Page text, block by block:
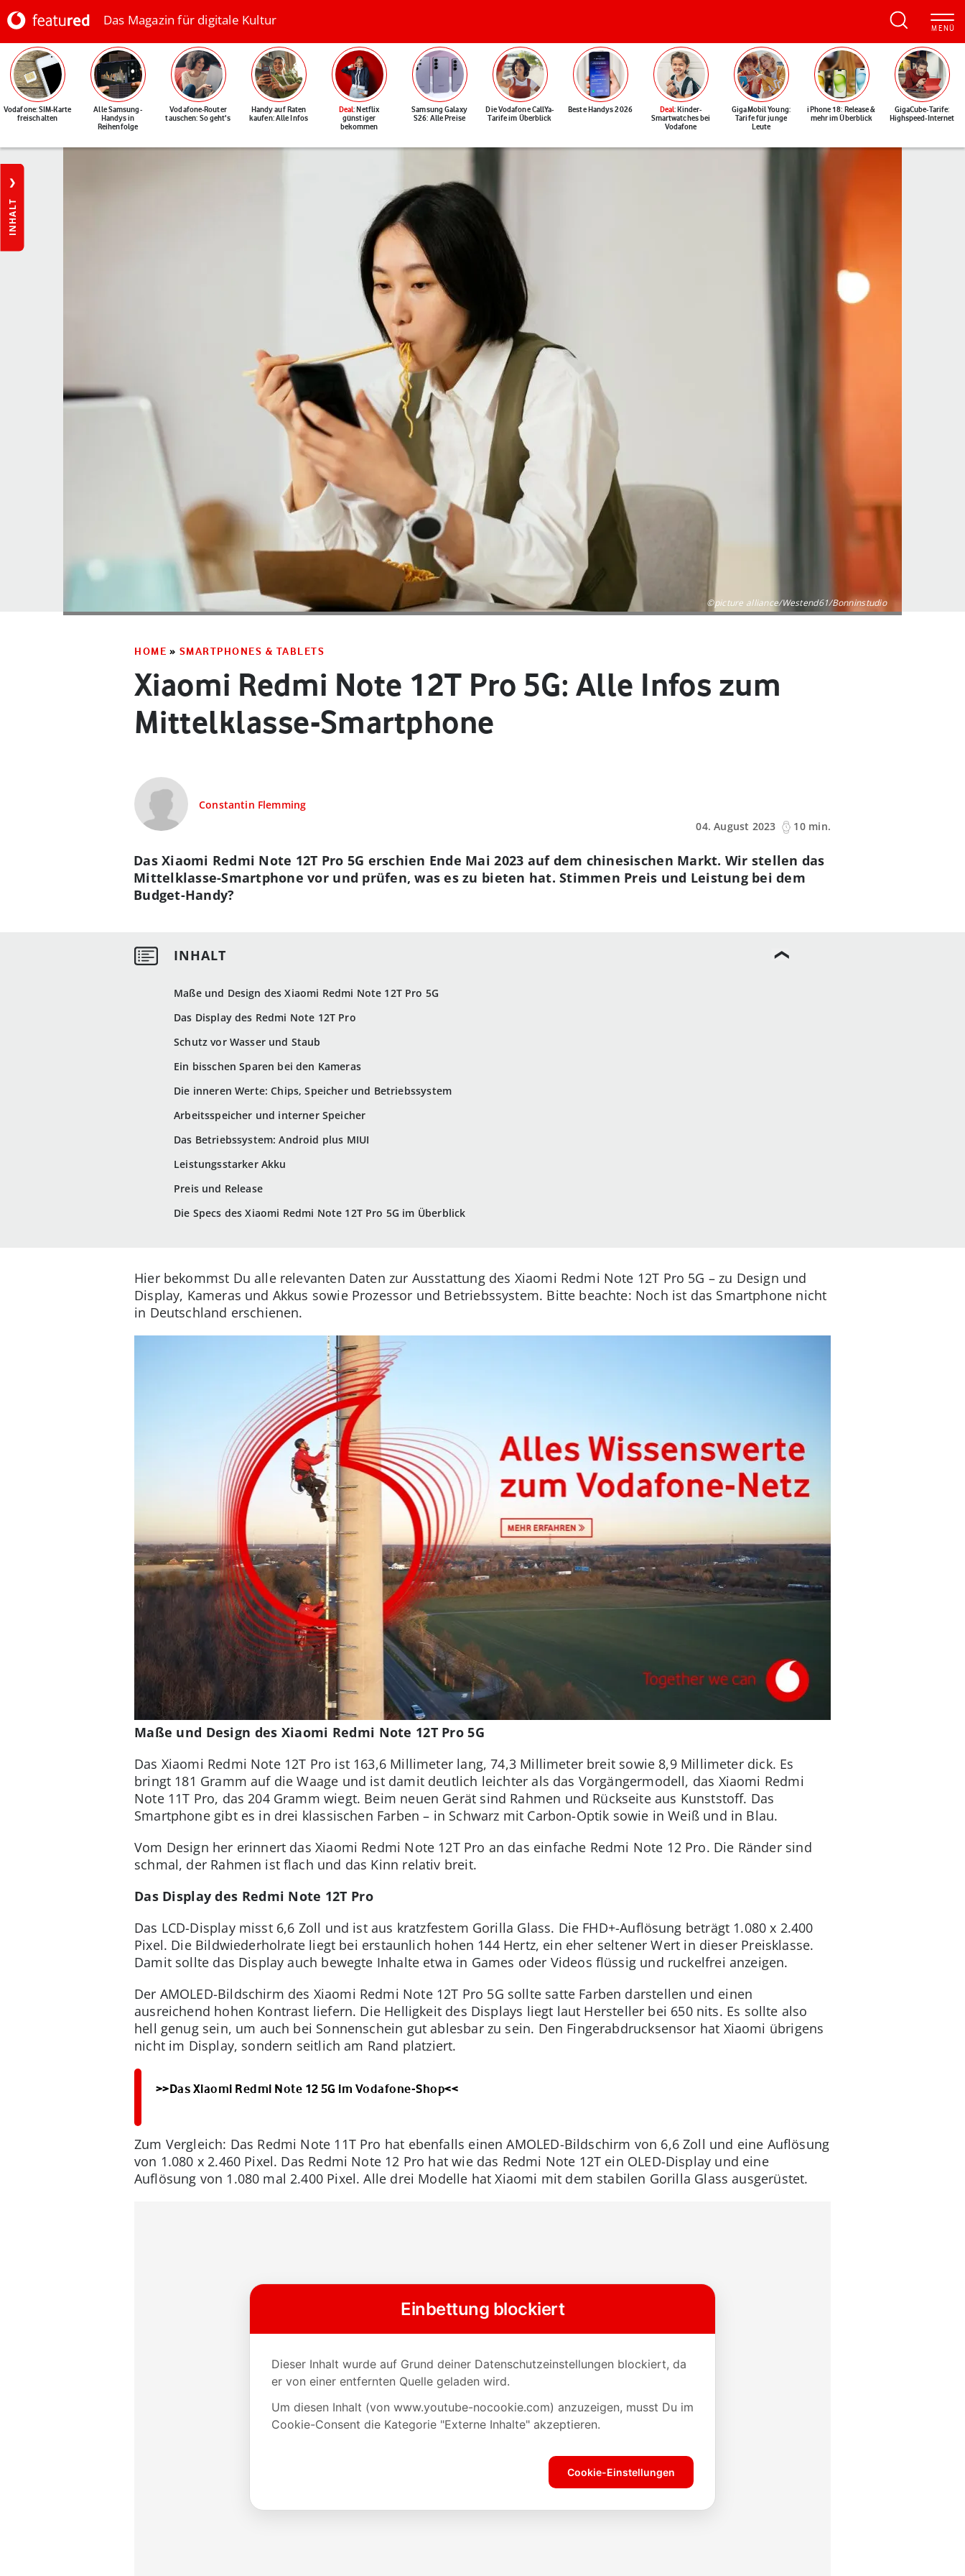
Das Magazin für digitale Kultur
Vodafone: SIM-Karte
freischalten
Alle Samsung-
Handys in
Reihenfolge
Vodafone-Router
tauschen: So geht's
Handy auf Raten
kaufen: Alle Infos
Deal: Netflix
günstiger
bekommen
Samsung Galaxy
S26: Alle Preise
Die Vodafone CallYa-
Tarife im Überblick
Beste Handys 2026 Deal: Kinder-
Smartwatches bei
Vodafone
GigaMobil Young:
Tarife für junge
Leute
iPhone 18: Release &
mehr im Überblick
GigaCube-Tarife:
Highspeed-Internet
INHALT
©picture alliance/Westend61/Bonninstudio
HOME » SMARTPHONES & TABLETS
Xiaomi Redmi Note 12T Pro 5G: Alle Infos zum
Mittelklasse-Smartphone
Constantin Flemming
04. August 2023
10 min.
Maße und Design des Xiaomi Redmi Note 12T Pro 5G
Das Display des Redmi Note 12T Pro
Schutz vor Wasser und Staub
Ein bisschen Sparen bei den Kameras
Die inneren Werte: Chips, Speicher und Betriebssystem
Arbeitsspeicher und interner Speicher
Das Betriebssystem: Android plus MIUI
Leistungsstarker Akku
Preis und Release
Die Specs des Xiaomi Redmi Note 12T Pro 5G im Überblick
Das Xiaomi Redmi Note 12T Pro 5G erschien Ende Mai 2023 auf dem chinesischen Markt. Wir stellen das
Mittelklasse-Smartphone vor und prüfen, was es zu bieten hat. Stimmen Preis und Leistung bei dem
Budget-Handy?
Hier bekommst Du alle relevanten Daten zur Ausstattung des Xiaomi Redmi Note 12T Pro 5G – zu Design und
Display, Kameras und Akkus sowie Prozessor und Betriebssystem. Bitte beachte: Noch ist das Smartphone nicht
in Deutschland erschienen.
Maße und Design des Xiaomi Redmi Note 12T Pro 5G
Das Xiaomi Redmi Note 12T Pro ist 163,6 Millimeter lang, 74,3 Millimeter breit sowie 8,9 Millimeter dick. Es
bringt 181 Gramm auf die Waage und ist damit deutlich leichter als das Vorgängermodell, das Xiaomi Redmi
Note 11T Pro, das 204 Gramm wiegt. Beim neuen Gerät sind Rahmen und Rückseite aus Kunststoff. Das
Smartphone gibt es in drei klassischen Farben – in Schwarz mit Carbon-Optik sowie in Weiß und in Blau.
Vom Design her erinnert das Xiaomi Redmi Note 12T Pro an das einfache Redmi Note 12 Pro. Die Ränder sind
schmal, der Rahmen ist flach und das Kinn relativ breit.
Das Display des Redmi Note 12T Pro
Das LCD-Display misst 6,6 Zoll und ist aus kratzfestem Gorilla Glass. Die FHD+-Auflösung beträgt 1.080 x 2.400
Pixel. Die Bildwiederholrate liegt bei erstaunlich hohen 144 Hertz, ein eher seltener Wert in dieser Preisklasse.
Damit sollte das Display auch bewegte Inhalte etwa in Games oder Videos flüssig und ruckelfrei anzeigen.
Der AMOLED-Bildschirm des Xiaomi Redmi Note 12T Pro 5G sollte satte Farben darstellen und einen
ausreichend hohen Kontrast liefern. Die Helligkeit des Displays liegt laut Hersteller bei 650 nits. Es sollte also
hell genug sein, um auch bei Sonnenschein gut ablesbar zu sein. Den Fingerabdrucksensor hat Xiaomi übrigens
nicht im Display, sondern seitlich am Rand platziert.
>>Das Xiaomi Redmi Note 12 5G im Vodafone-Shop<<
Zum Vergleich: Das Redmi Note 11T Pro hat ebenfalls einen AMOLED-Bildschirm von 6,6 Zoll und eine Auflösung
von 1.080 x 2.460 Pixel. Das Redmi Note 12 Pro hat wie das Redmi Note 12T ein OLED-Display und eine
Auflösung von 1.080 mal 2.400 Pixel. Alle drei Modelle hat Xiaomi mit dem stabilen Gorilla Glass ausgerüstet.